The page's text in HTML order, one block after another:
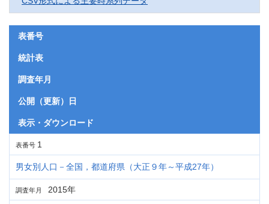
表番号
統計表
調査年月
公開（更新）日
表示・ダウンロード
表番号 1
男女別人口－全国，都道府県（大正９年～平成27年）
調査年月 2015年